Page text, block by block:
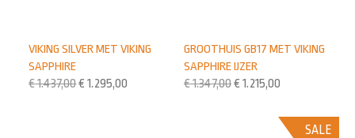
GROOTHUIS GB17 MET VIKING
SAPPHIRE IJZER
€1.347,00€ 1.215,00
VIKING SILVER MET VIKING
SAPPHIRE
€1.437,00€ 1.295,00
SALE